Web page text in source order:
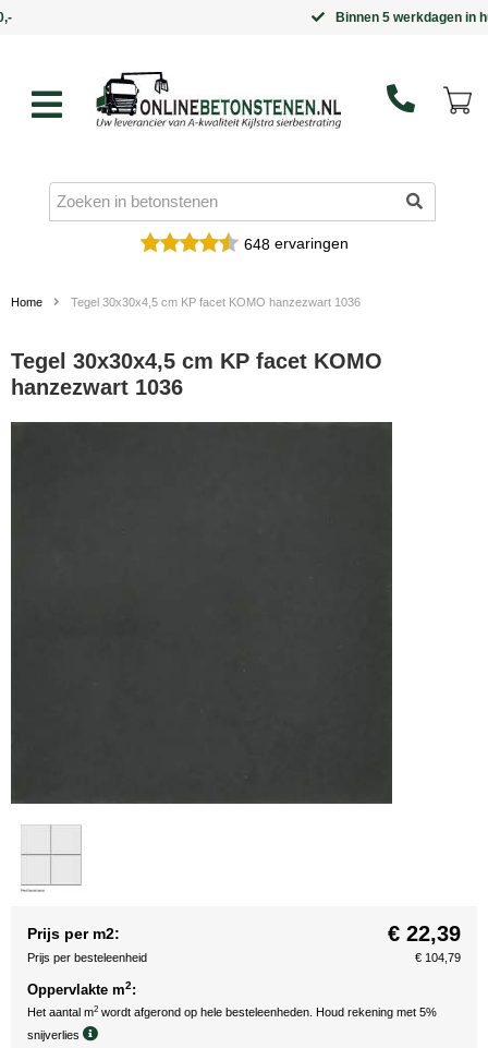
Binnen 5 werkdagen in huis
648ervaringen
Home Tegel 30x30x4,5 cm KP facet KOMO hanzezwart 1036
Tegel 30x30x4,5 cm KP facet KOMO
hanzezwart 1036
Prijs per m2: € 22,39
Prijs per besteleenheid € 104,79
Oppervlakte m2:
Het aantal m2 wordt afgerond op hele besteleenheden. Houd rekening met 5%
snijverlies